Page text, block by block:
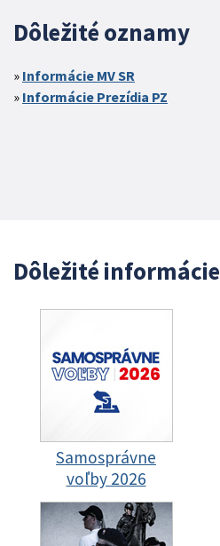
Dôležité oznamy
Informácie MV SR
Informácie Prezídia PZ
Dôležité informácie
Samosprávne
voľby 2026